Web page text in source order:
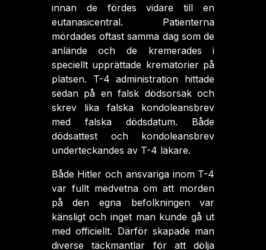
innan de fördes vidare till en
eutanasicentral. Patienterna
mördades oftast samma dag som de
anlände och de kremerades i
speciellt upprättade krematorier på
platsen. T-4 administration hittade
sedan på en falsk dödsorsak och
skrev lika falska kondoleansbrev
med falska dödsdatum. Både
dödsattest och kondoleansbrev
underteckandes av T-4 läkare.
Både Hitler och ansvariga inom T-4
var fullt medvetna om att morden
på den egna befolkningen var
känsligt och inget man kunde gå ut
med officiellt. Därför skapade man
diverse täckmantlar för att dölja